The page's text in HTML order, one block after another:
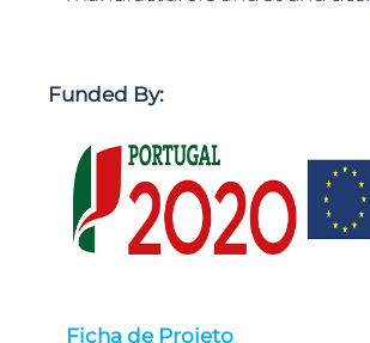
Funded By:
Ficha de Projeto